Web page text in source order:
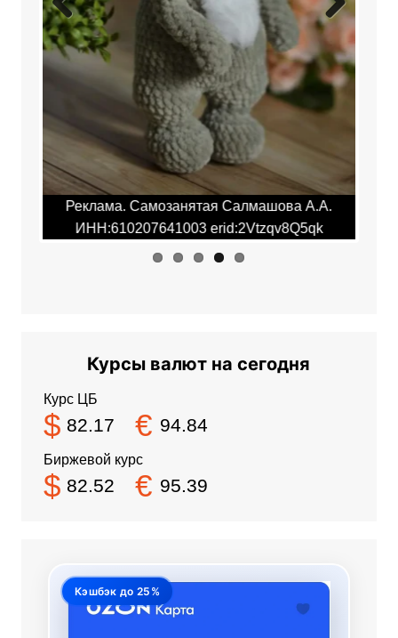
Самозанятая Салмашова А.А.
erid:2Vtzqv8Q5qk
Реклама.
ИНН:610207641003
Previ
ous
Next
Курсы валют на сегодня
Курс ЦБ
$ 82.17 € 94.84
Биржевой курс
$ 82.52 € 95.39
Кэшбэк до 25%